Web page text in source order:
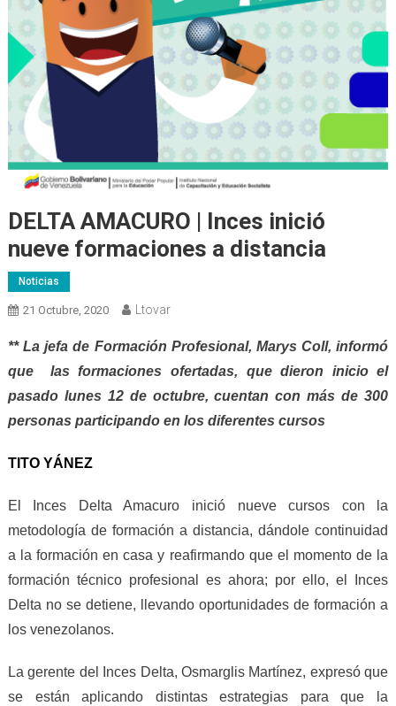
DELTA AMACURO | Inces inició
nueve formaciones a distancia
Noticias
21 Octubre, 2020 Ltovar
** La jefa de Formación Profesional, Marys Coll, informó
que las formaciones ofertadas, que dieron inicio el
pasado lunes 12 de octubre, cuentan con más de 300
personas participando en los diferentes cursos
TITO YÁNEZ
El Inces Delta Amacuro inició nueve cursos con la
metodología de formación a distancia, dándole continuidad
a la formación en casa y reafirmando que el momento de la
formación técnico profesional es ahora; por ello, el Inces
Delta no se detiene, llevando oportunidades de formación a
los venezolanos.
La gerente del Inces Delta, Osmarglis Martínez, expresó que
se están aplicando distintas estrategias para que la